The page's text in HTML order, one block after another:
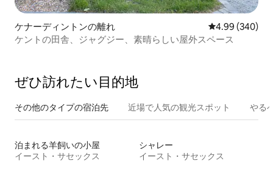
ケナーディントンの離れ レビュー340
4.99 (340)
ケントの田舎、ジャグジー、素晴らしい屋外スペース
ぜひ訪⁠れ⁠た⁠い目⁠的⁠地
その他のタ⁠イ⁠プ⁠の宿⁠泊⁠先 近場で人気の観光スポット やる
泊まれる羊飼いの小屋
イースト・サセックス
シャレー
イースト・サセックス